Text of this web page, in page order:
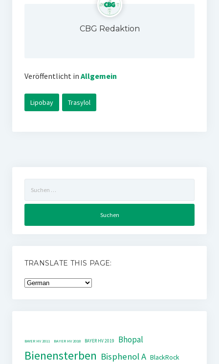
CBG Redaktion
Veröffentlicht in Allgemein
Lipobay Trasylol
nach:
TRANSLATE THIS PAGE:
BAYER HV 2011 BAYER HV 2018 BAYER HV 2019 Bhopal
Bienensterben Bisphenol A BlackRock